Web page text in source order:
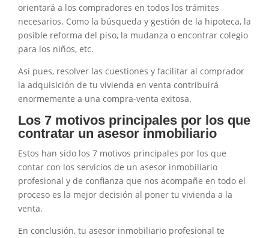
orientará a los compradores en todos los trámites
necesarios. Como la búsqueda y gestión de la hipoteca, la
posible reforma del piso, la mudanza o encontrar colegio
para los niños, etc.
Así pues, resolver las cuestiones y facilitar al comprador
la adquisición de tu vivienda en venta contribuirá
enormemente a una compra-venta exitosa.
Los 7 motivos principales por los que
contratar un asesor inmobiliario
Estos han sido los 7 motivos principales por los que
contar con los servicios de un asesor inmobiliario
profesional y de confianza que nos acompañe en todo el
proceso es la mejor decisión al poner tu vivienda a la
venta.
En conclusión, tu asesor inmobiliario profesional te